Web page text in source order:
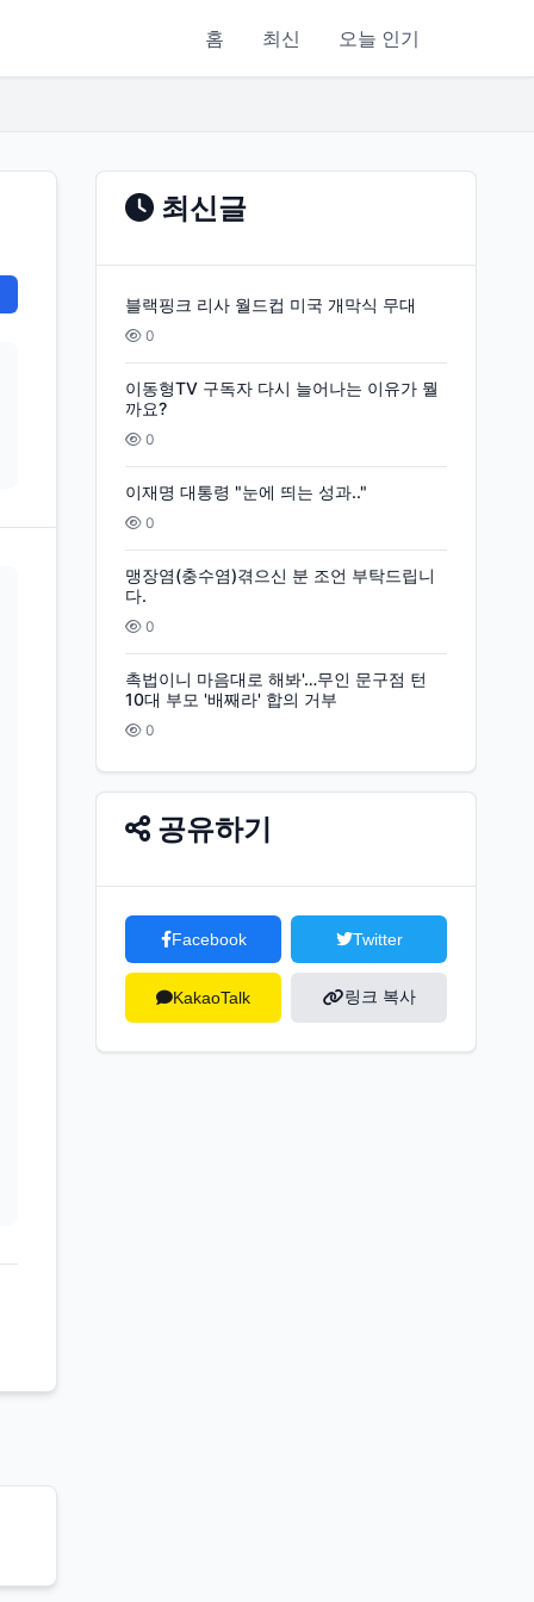
홈 최신 오늘 인기
최신글
블랙핑크 리사 월드컵 미국 개막식 무대
0
이동형TV 구독자 다시 늘어나는 이유가 뭘
까요?
0
이재명 대통령 "눈에 띄는 성과.."
0
맹장염(충수염)겪으신 분 조언 부탁드립니
다.
0
촉법이니 마음대로 해봐'…무인 문구점 턴
10대 부모 '배째라' 합의 거부
0
공유하기
Facebook Twitter
KakaoTalk 링크 복사